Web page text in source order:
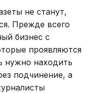
не станут,
Прежде всего
бизнес с
проявляются
нужно находить
подчинение, а